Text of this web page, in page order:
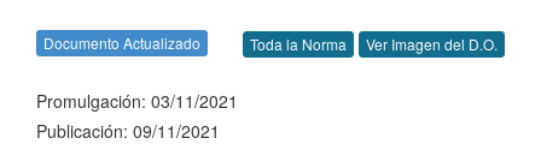
Documento Actualizado Toda la Norma Ver Imagen del D.O.
Promulgación: 03/11/2021
Publicación: 09/11/2021